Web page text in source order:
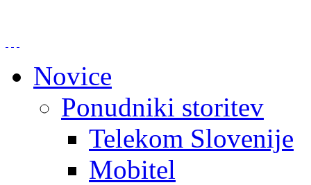
Novice
Ponudniki storitev
Telekom Slovenije
Mobitel